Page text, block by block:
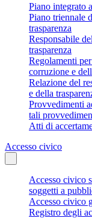
Piano integrato
Piano triennale
trasparenza
Responsabile
trasparenza
Regolamenti
corruzione e
Relazione del
e della
Provvedimenti
tali
Atti di
Accesso civico
Accesso civico
soggetti a
Accesso civico
Registro degli